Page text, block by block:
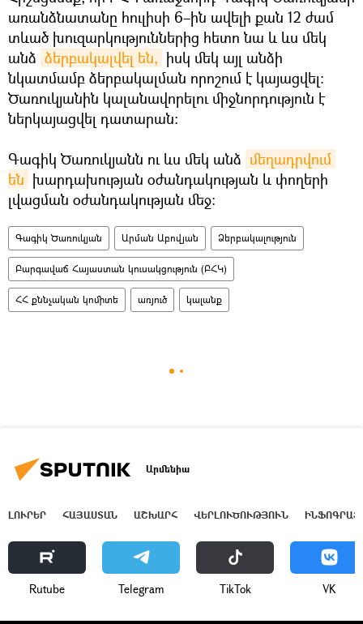
առանձնատանը հուլիսի 6–ին ավելի քան 12 ժամ
տևած խուզարկություններից հետո նա և ևս մեկ
անձ ձերբակալվել են, իսկ մեկ այլ անձի
նկատմամբ ձերբակալման որոշում է կայացվել։
Ծառուկյանին կալանավորելու միջնորդություն է
ներկայացվել դատարան։
Գագիկ Ծառուկյանն ու ևս մեկ անձ մեղադրվում
են խարդախության օժանդակության և փողերի
լվացման օժանդակության մեջ։
Գագիկ Ծառուկյան Արման Աբովյան Ձերբակալություն
Բարգավաճ Հայաստան կուսակցություն (ԲՀԿ)
ՀՀ քննչական կոմիտե առյուծ կալանք
Արմենիա
ԼՈՒՐԵՐ ՀԱՅԱՍՏԱՆ ԱՇԽԱՐՀ ՎԵՐԼՈՒԾՈՒԹՅՈՒՆ
Rutube Telegram ТikТоk VK